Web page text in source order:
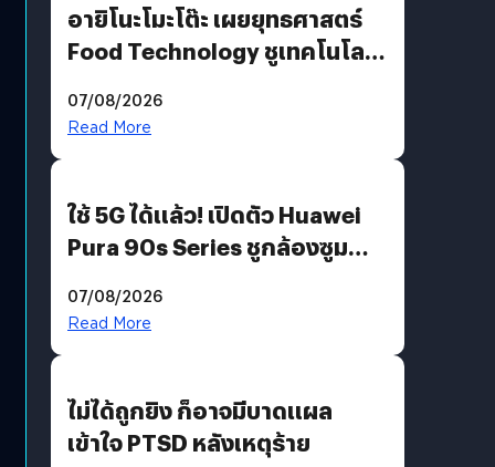
อายิโนะโมะโต๊ะ เผยยุทธศาสตร์
Food Technology ชูเทคโนโลยี
บริโภคและ B2B
07/08/2026
Read More
ใช้ 5G ได้แล้ว! เปิดตัว Huawei
Pura 90s Series ชูกล้องซูม
07/08/2026
Read More
ไม่ได้ถูกยิง ก็อาจมีบาดแผล
เข้าใจ PTSD หลังเหตุร้าย